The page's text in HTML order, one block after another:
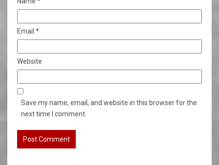
Email *
Website
Save my name, email, and website in this browser for the
next time I comment.